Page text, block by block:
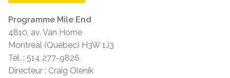
Programme Mile End
4810, av. Van Horne
Montréal (Québec) H3W 1J3
Tél. : 514 277-9826
Directeur : Craig Olenik